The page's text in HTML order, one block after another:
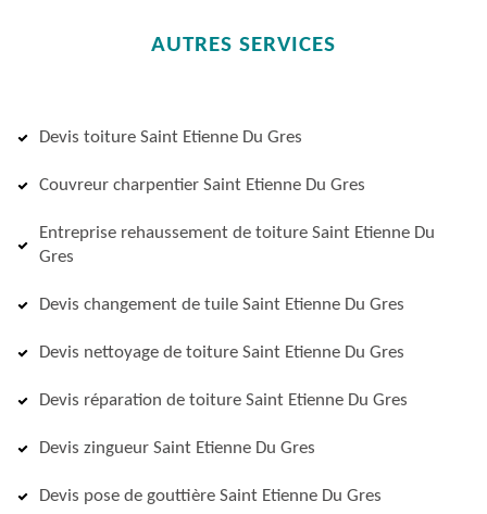
AUTRES SERVICES
Devis toiture Saint Etienne Du Gres
Couvreur charpentier Saint Etienne Du Gres
Entreprise rehaussement de toiture Saint Etienne Du
Gres
Devis changement de tuile Saint Etienne Du Gres
Devis nettoyage de toiture Saint Etienne Du Gres
Devis réparation de toiture Saint Etienne Du Gres
Devis zingueur Saint Etienne Du Gres
Devis pose de gouttière Saint Etienne Du Gres